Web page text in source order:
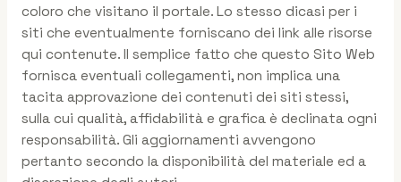
coloro che visitano il portale. Lo stesso dicasi per i
siti che eventualmente forniscano dei link alle risorse
qui contenute. Il semplice fatto che questo Sito Web
fornisca eventuali collegamenti, non implica una
tacita approvazione dei contenuti dei siti stessi,
sulla cui qualità, affidabilità e grafica è declinata ogni
responsabilità. Gli aggiornamenti avvengono
pertanto secondo la disponibilità del materiale ed a